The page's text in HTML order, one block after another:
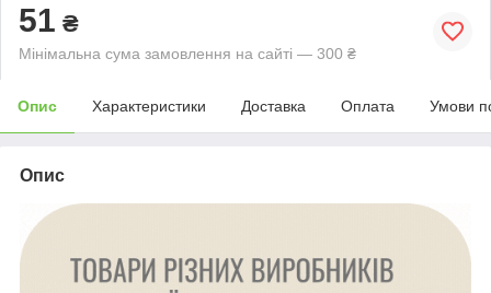
51 ₴
Мінімальна сума замовлення на сайті — 300 ₴
Опис Характеристики Доставка Оплата Умови
Опис